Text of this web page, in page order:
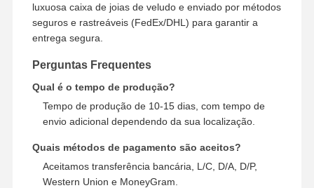
luxuosa caixa de joias de veludo e enviado por métodos
seguros e rastreáveis (FedEx/DHL) para garantir a
entrega segura.
Perguntas Frequentes
Qual é o tempo de produção?
Tempo de produção de 10-15 dias, com tempo de
envio adicional dependendo da sua localização.
Quais métodos de pagamento são aceitos?
Aceitamos transferência bancária, L/C, D/A, D/P,
Western Union e MoneyGram.